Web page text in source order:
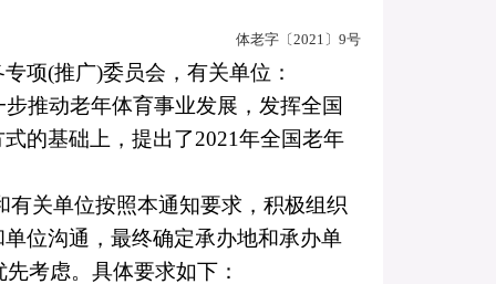
体老字〔2021 〕 9号
项(推广)委员会，有关单位：
推动老年体育事业发展，发挥全国
的基础上，提出了2021年全国老年
有关单位按照本通知要求，积极组织
位沟通，最终确定承办地和承办单
考虑。具体要求如下：